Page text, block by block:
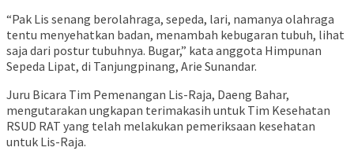
“Pak Lis senang berolahraga, sepeda, lari, namanya olahraga
tentu menyehatkan badan, menambah kebugaran tubuh, lihat
saja dari postur tubuhnya. Bugar,” kata anggota Himpunan
Sepeda Lipat, di Tanjungpinang, Arie Sunandar.
Juru Bicara Tim Pemenangan Lis-Raja, Daeng Bahar,
mengutarakan ungkapan terimakasih untuk Tim Kesehatan
RSUD RAT yang telah melakukan pemeriksaan kesehatan
untuk Lis-Raja.